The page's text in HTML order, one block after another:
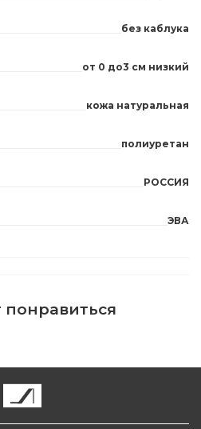
без каблука
от 0 до3 см низкий
кожа натуральная
полиуретан
РОССИЯ
ЭВА